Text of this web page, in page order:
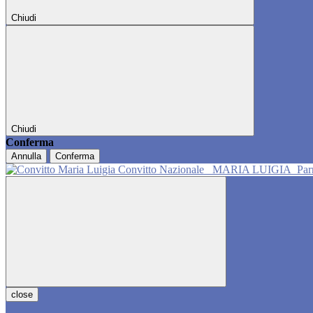
Chiudi
Chiudi
Conferma
Annulla Conferma
Convitto Nazionale MARIA LUIGIA
close